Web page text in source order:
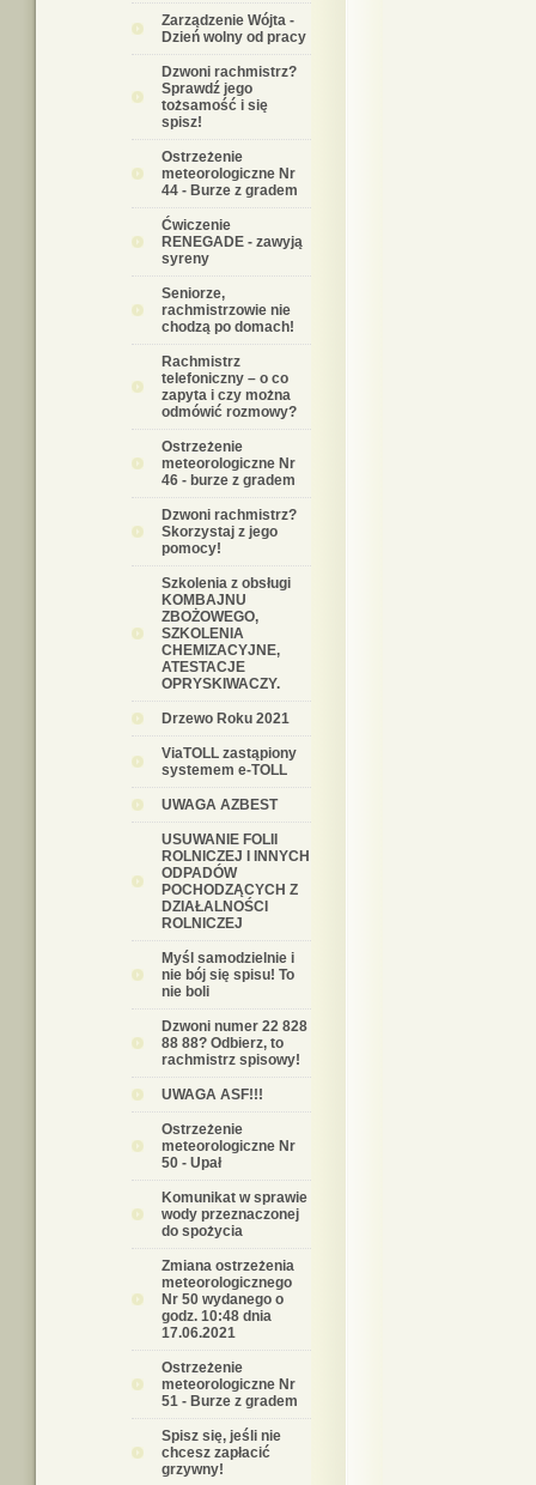
Zarządzenie Wójta -
Dzień wolny od pracy
Dzwoni rachmistrz?
Sprawdź jego
tożsamość i się
spisz!
Ostrzeżenie
meteorologiczne Nr
44 - Burze z gradem
Ćwiczenie
RENEGADE - zawyją
syreny
Seniorze,
rachmistrzowie nie
chodzą po domach!
Rachmistrz
telefoniczny – o co
zapyta i czy można
odmówić rozmowy?
Ostrzeżenie
meteorologiczne Nr
46 - burze z gradem
Dzwoni rachmistrz?
Skorzystaj z jego
pomocy!
Szkolenia z obsługi
KOMBAJNU
ZBOŻOWEGO,
SZKOLENIA
CHEMIZACYJNE,
ATESTACJE
OPRYSKIWACZY.
Drzewo Roku 2021
ViaTOLL zastąpiony
systemem e-TOLL
UWAGA AZBEST
USUWANIE FOLII
ROLNICZEJ I INNYCH
ODPADÓW
POCHODZĄCYCH Z
DZIAŁALNOŚCI
ROLNICZEJ
Myśl samodzielnie i
nie bój się spisu! To
nie boli
Dzwoni numer 22 828
88 88? Odbierz, to
rachmistrz spisowy!
UWAGA ASF!!!
Ostrzeżenie
meteorologiczne Nr
50 - Upał
Komunikat w sprawie
wody przeznaczonej
do spożycia
Zmiana ostrzeżenia
meteorologicznego
Nr 50 wydanego o
godz. 10:48 dnia
17.06.2021
Ostrzeżenie
meteorologiczne Nr
51 - Burze z gradem
Spisz się, jeśli nie
chcesz zapłacić
grzywny!